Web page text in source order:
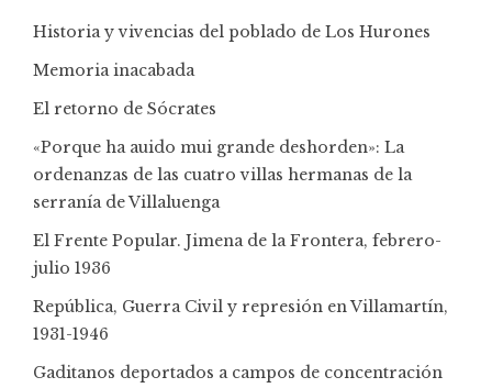
Historia y vivencias del poblado de Los Hurones
Memoria inacabada
El retorno de Sócrates
«Porque ha auido mui grande deshorden»: La
ordenanzas de las cuatro villas hermanas de la
serranía de Villaluenga
El Frente Popular. Jimena de la Frontera, febrero-
julio 1936
República, Guerra Civil y represión en Villamartín,
1931-1946
Gaditanos deportados a campos de concentración